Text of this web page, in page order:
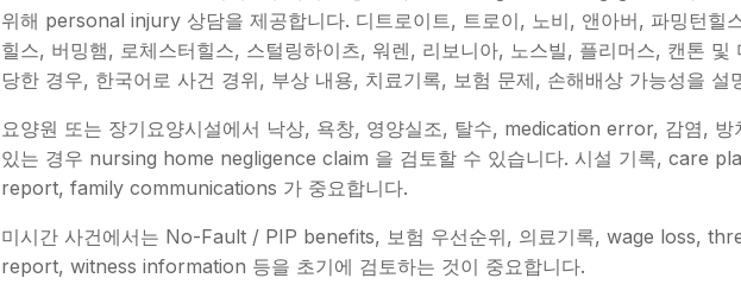
위해 personal injury 상담을 제공합니다. 디트로이트, 트로이, 노비, 앤아버, 파밍턴힐
힐스, 버밍햄, 로체스터힐스, 스털링하이츠, 워렌, 리보니아, 노스빌, 플리머스, 캔톤 및
당한 경우, 한국어로 사건 경위, 부상 내용, 치료기록, 보험 문제, 손해배상 가능성을 설
요양원 또는 장기요양시설에서 낙상, 욕창, 영양실조, 탈수, medication error, 감염,
있는 경우 nursing home negligence claim 을 검토할 수 있습니다. 시설 기록, care
report, family communications 가 중요합니다.
미시간 사건에서는 No-Fault / PIP benefits, 보험 우선순위, 의료기록, wage loss,
report, witness information 등을 초기에 검토하는 것이 중요합니다.